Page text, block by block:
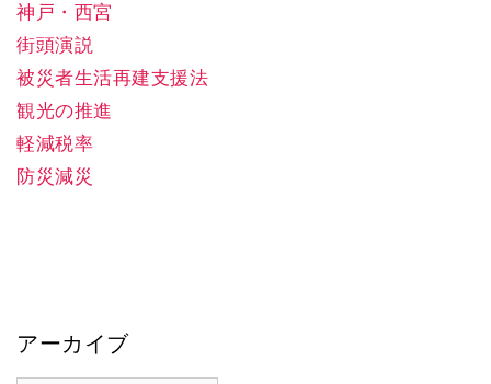
神戸・西宮
街頭演説
被災者生活再建支援法
観光の推進
軽減税率
防災減災
アーカイブ